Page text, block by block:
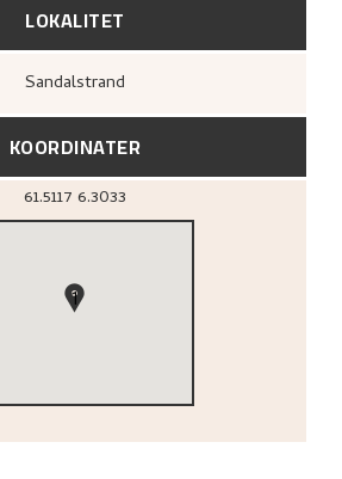
LOKALITET
Sandalstrand
KOORDINATER
61.5117 6.3033
1